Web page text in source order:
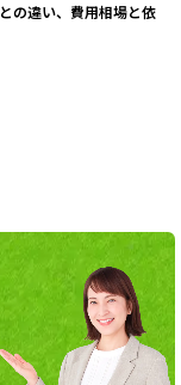
の違い、費用相場と依